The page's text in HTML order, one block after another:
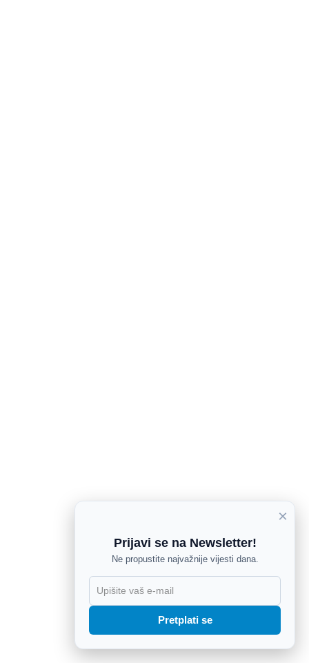
×
Prijavi se na Newsletter!
Ne propustite najvažnije vijesti dana.
Pretplati se